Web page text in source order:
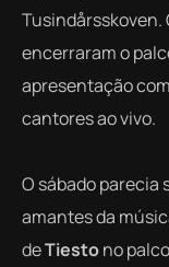
Tusindårsskoven.
encerraram o
apresentação
cantores ao vivo.
O sábado parecia
amantes da
deTiestono